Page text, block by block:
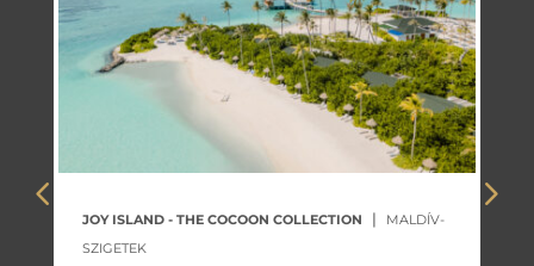
JOY ISLAND - THE COCOON COLLECTION |
MALDÍV-
SZIGETEK